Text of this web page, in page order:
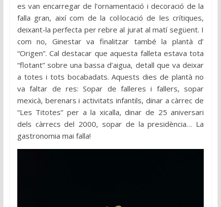
es van encarregar de l’ornamentació i decoració de la
falla gran, així com de la col·locació de les crítiques,
deixant-la perfecta per rebre al jurat al matí següent. I
com no, Ginestar va finalitzar també la plantà d’
“Origen”. Cal destacar que aquesta falleta estava tota
“flotant” sobre una bassa d’aigua, detall que va deixar
a totes i tots bocabadats. Aquests dies de plantà no
va faltar de res: Sopar de falleres i fallers, sopar
mexicà, berenars i activitats infantils, dinar a càrrec de
“Les Titotes” per a la xicalla, dinar de 25 aniversari
dels càrrecs del 2000, sopar de la presidència… La
gastronomia mai falla!